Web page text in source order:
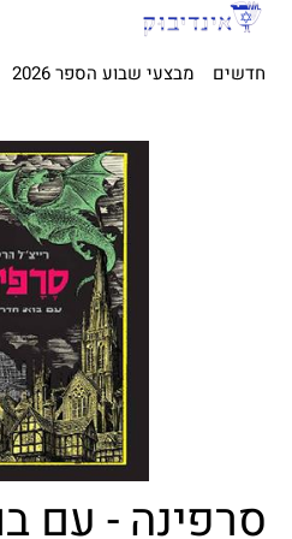
חדשים מבצעי שבוע הספר 2026
סרפינה - עם